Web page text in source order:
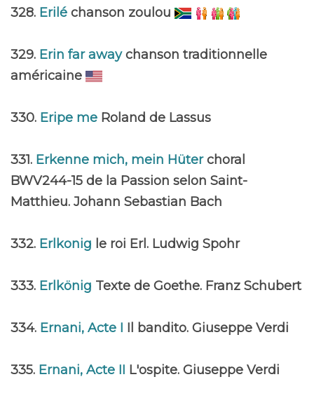
328. Erilé chanson zoulou
329. Erin far awaychanson traditionnelle
américaine
330. Eripe me Roland de Lassus
331. Erkenne mich, mein Hüterchoral
BWV244-15 de la Passion selon Saint-
Matthieu. Johann Sebastian Bach
332. Erlkonig le roi Erl. Ludwig Spohr
333. Erlkönig Texte de Goethe. Franz Schubert
334. Ernani, Acte I Il bandito. Giuseppe Verdi
335. Ernani, Acte II L'ospite. Giuseppe Verdi